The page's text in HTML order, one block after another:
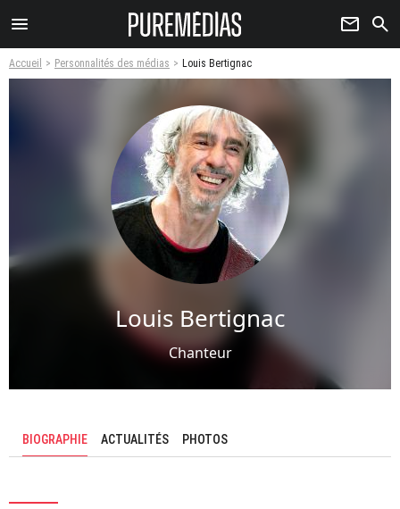
menu newsletter search
Accueil Personnalités des médias Louis Bertignac
Louis Bertignac
Chanteur
BIOGRAPHIE ACTUALITÉS PHOTOS